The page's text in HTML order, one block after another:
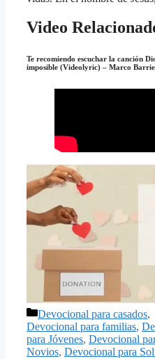
Video
Te recomiendo escuchar la canción
imposible (Videolyric) – Marco
Categorías
Devocional para casados,
Devocional para familias,
para Jóvenes, Devocional
Novios, Devocional para